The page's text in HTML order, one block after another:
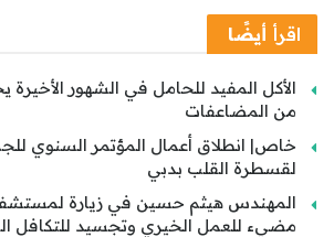
اقرأ أيضًا
الأكل المفيد للحامل في الشهور الأخيرة
من المضاعفات
خاص| انطلاق أعمال المؤتمر السنوي
لقسطرة القلب بدبي
المهندس هيثم حسين في زيارة
مضيء للعمل الخيري وتجسيد للتكافل